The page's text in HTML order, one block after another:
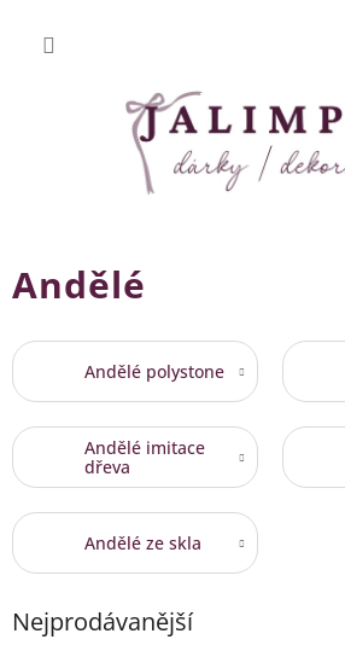
obsah
Andělé
Andělé polystone
Andělé imitace
dřeva
Andělé ze skla
Nejprodávanější